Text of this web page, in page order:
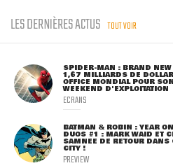
LES DERNIÈRES ACTUS TOUT VOIR
SPIDER-MAN : BRAND NEW
1,67 MILLIARDS DE
OFFICE MONDIAL POUR
WEEKEND D'EXPLOITATION
ECRANS
BATMAN & ROBIN : YEAR
DUOS #1 : MARK WAID ET
SAMNEE DE RETOUR DANS
CITY !
PREVIEW